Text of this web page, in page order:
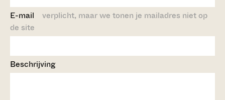
E-mail verplicht, maar we tonen je mailadres niet op
de site
Beschrijving